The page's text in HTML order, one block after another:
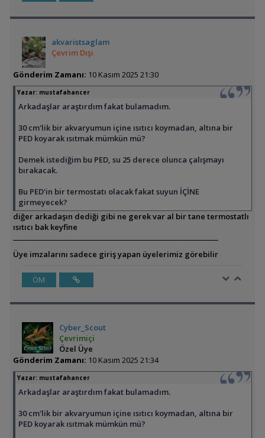
akvaristsaglam
Çevrim Dışı
Gönderim Zamanı: 10 Kasım 2025 21:30
Yazar: mustafahancer
Arkadaşlar araştırdım fakat bulamadım.
30 cm'lik bir akvaryumun içine ısıtıcı koymadan, altına bir
PED koyarak ısıtmak mümkün mü?
Demek istediğim bu PED, su 25 derece olunca çalışmayı
bırakacak.
Bu PED'in bir termostatı olacak fakat suyun İÇİNE
girmeyecek?
diğer arkadaşın dediği gibi ne gerek var al bir tane termostatlı
ısıtıcı bak keyfine
Üye imzalarını sadece giriş yapan üyelerimiz görebilir
ÖM
Cyber_Scout
Çevrimiçi
Özel Üye
Gönderim Zamanı: 10 Kasım 2025 21:34
Yazar: mustafahancer
Arkadaşlar araştırdım fakat bulamadım.
30 cm'lik bir akvaryumun içine ısıtıcı koymadan, altına bir
PED koyarak ısıtmak mümkün mü?